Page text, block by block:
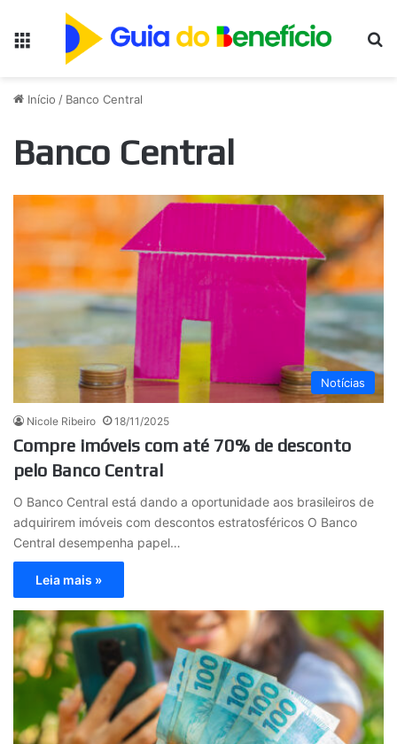
Início / Banco Central
Banco Central
Notícias
Nicole Ribeiro 18/11/2025
Compre imóveis com até 70% de desconto
pelo Banco Central
O Banco Central está dando a oportunidade aos brasileiros de
adquirirem imóveis com descontos estratosféricos O Banco
Central desempenha papel…
Leia mais »